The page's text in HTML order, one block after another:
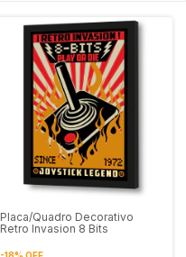
Placa/Quadro Decorativo
Retro Invasion 8 Bits